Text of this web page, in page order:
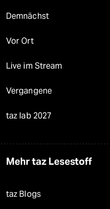
Demnächst
Vor Ort
Live im Stream
Vergangene
taz lab 2027
Mehr taz Lesestoff
taz Blogs